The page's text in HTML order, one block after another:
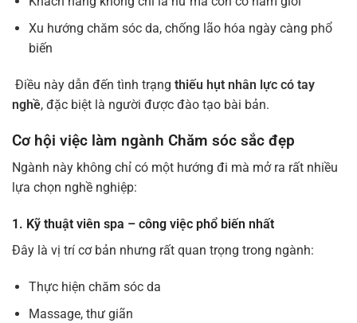
Xu hướng chăm sóc da, chống lão hóa ngày càng phổ
biến
Điều này dẫn đến tình trạng thiếu hụt nhân lực có tay
nghề, đặc biệt là người được đào tạo bài bản.
Cơ hội việc làm ngành Chăm sóc sắc đẹp
Ngành này không chỉ có một hướng đi mà mở ra rất nhiều
lựa chọn nghề nghiệp:
1. Kỹ thuật viên spa – công việc phổ biến nhất
Đây là vị trí cơ bản nhưng rất quan trọng trong ngành:
Thực hiện chăm sóc da
Massage, thư giãn